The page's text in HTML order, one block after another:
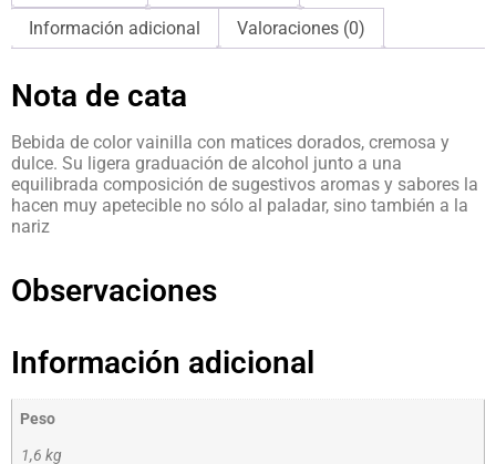
Información adicional
Valoraciones (0)
Nota de cata
Bebida de color vainilla con matices dorados, cremosa y
dulce. Su ligera graduación de alcohol junto a una
equilibrada composición de sugestivos aromas y sabores la
hacen muy apetecible no sólo al paladar, sino también a la
nariz
Observaciones
Información adicional
Peso
1,6 kg